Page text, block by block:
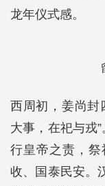
龙年仪式感。
西周初，姜尚封
大事，在祀与戎
行皇帝之责，
收、国泰民安。